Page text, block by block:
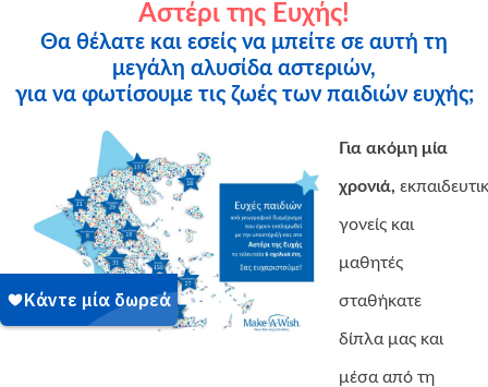
Αστέρι της Ευχής!
Θα θέλατε και εσείς να μπείτε σε αυτή τη
μεγάλη αλυσίδα αστεριών,
για να φωτίσουμε τις ζωές των παιδιών ευχής;
Για ακόμη μία
χρονιά,
γονείς και
μαθητές
σταθήκατε
δίπλα μας και
μέσα από τη